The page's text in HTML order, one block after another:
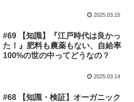
2025.03.15
#69 【知識】『江戸時代は良かっ
た！』肥料も農薬もない、自給率
100%の世の中ってどうなの？
2025.03.14
#68 【知識・検証】オーガニック